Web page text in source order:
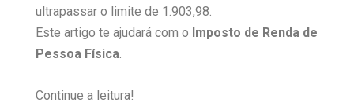
ultrapassar o limite de 1.903,98.
Este artigo te ajudará com o Imposto de Renda de
Pessoa Física.
Continue a leitura!